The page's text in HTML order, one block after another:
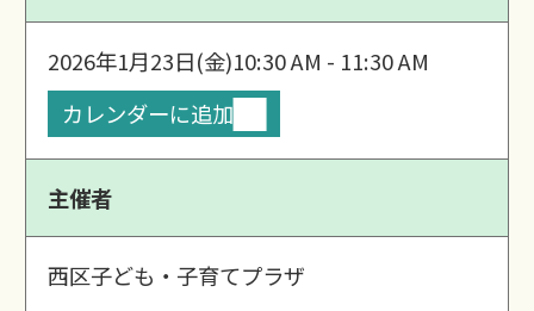
2026年1月23日(金)10:30 AM - 11:30 AM
カレンダーに追加
主催者
西区子ども・子育てプラザ